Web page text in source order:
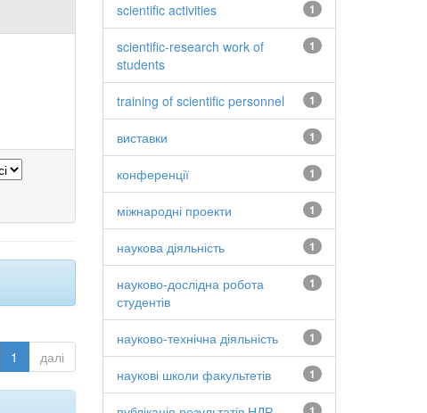
1 далі
1
scientific activities
1
scientific-research work of
students
1
training of scientific personnel
1
виставки
1
конференції
1
міжнародні проекти
1
наукова діяльність
1
науково-дослідна робота
студентів
1
науково-технічна діяльність
1
наукові школи факультетів